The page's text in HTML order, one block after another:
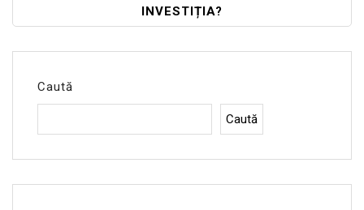
INVESTIȚIA?
Caută
Caută